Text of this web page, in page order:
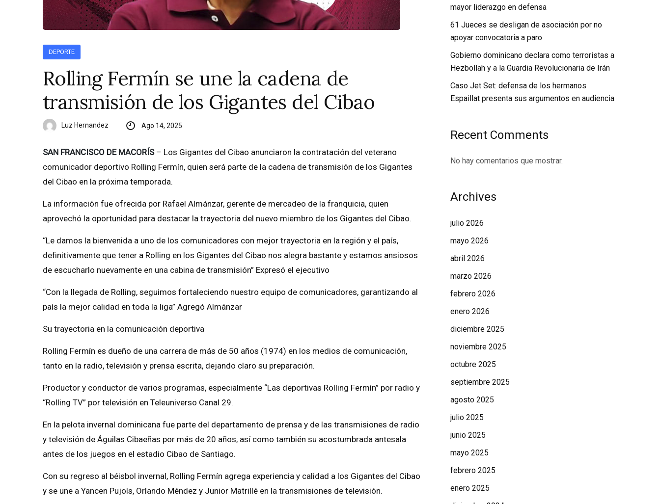
DEPORTE
Rolling Fermín se une la cadena de
transmisión de los Gigantes del Cibao
Luz Hernandez Ago 14, 2025
SAN FRANCISCO DE MACORÍS– Los Gigantes del Cibao anunciaron la contratación del veterano
comunicador deportivo Rolling Fermín, quien será parte de la cadena de transmisión de los Gigantes
del Cibao en la próxima temporada.
La información fue ofrecida por Rafael Almánzar, gerente de mercadeo de la franquicia, quien
aprovechó la oportunidad para destacar la trayectoria del nuevo miembro de los Gigantes del Cibao.
“Le damos la bienvenida a uno de los comunicadores con mejor trayectoria en la región y el país,
definitivamente que tener a Rolling en los Gigantes del Cibao nos alegra bastante y estamos ansiosos
de escucharlo nuevamente en una cabina de transmisión” Expresó el ejecutivo
“Con la llegada de Rolling, seguimos fortaleciendo nuestro equipo de comunicadores, garantizando al
país la mejor calidad en toda la liga” Agregó Almánzar
Su trayectoria en la comunicación deportiva
Rolling Fermín es dueño de una carrera de más de 50 años (1974) en los medios de comunicación,
tanto en la radio, televisión y prensa escrita, dejando claro su preparación.
Productor y conductor de varios programas, especialmente “Las deportivas Rolling Fermín” por radio y
“Rolling TV” por televisión en Teleuniverso Canal 29.
En la pelota invernal dominicana fue parte del departamento de prensa y de las transmisiones de radio
y televisión de Águilas Cibaeñas por más de 20 años, así como también su acostumbrada antesala
antes de los juegos en el estadio Cibao de Santiago.
Con su regreso al béisbol invernal, Rolling Fermín agrega experiencia y calidad a los Gigantes del Cibao
y se une a Yancen Pujols, Orlando Méndez y Junior Matrillé en la transmisiones de televisión.
mayor liderazgo en defensa
61 Jueces se desligan de asociación por no
apoyar convocatoria a paro
Gobierno dominicano declara como terroristas a
Hezbollah y a la Guardia Revolucionaria de Irán
Caso Jet Set: defensa de los hermanos
Espaillat presenta sus argumentos en audiencia
Recent Comments
No hay comentarios que mostrar.
Archives
julio 2026
mayo 2026
abril 2026
marzo 2026
febrero 2026
enero 2026
diciembre 2025
noviembre 2025
octubre 2025
septiembre 2025
agosto 2025
julio 2025
junio 2025
mayo 2025
febrero 2025
enero 2025